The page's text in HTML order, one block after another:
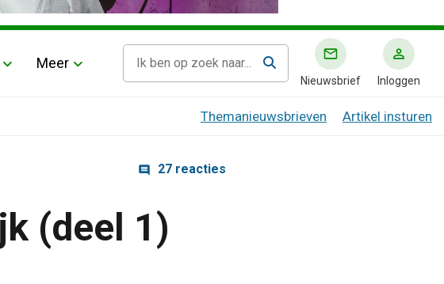
Meer
Nieuwsbrief Inloggen
Themanieuwsbrieven Artikel insturen
27 reacties
(deel 1)